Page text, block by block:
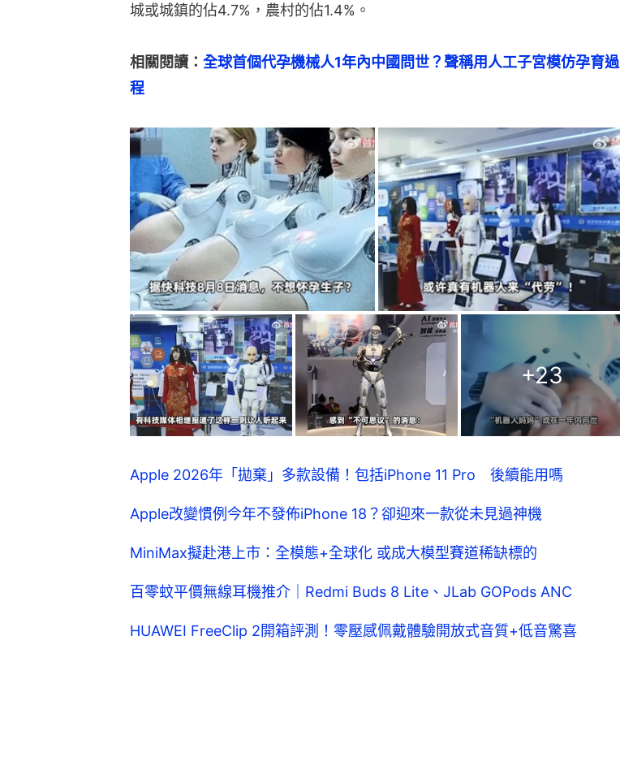
城或城鎮的佔4.7%，農村的佔1.4%。
相關閱讀： 全球首個代孕機械人1年內中國問世？聲稱用人工子宮模仿孕育過
程
+23
Apple 2026年「拋棄」多款設備！包括iPhone 11 Pro 後續能用嗎
Apple改變慣例今年不發佈iPhone 18？卻迎來一款從未見過神機
MiniMax擬赴港上市：全模態+全球化 或成大模型賽道稀缺標的
百零蚊平價無線耳機推介｜Redmi Buds 8 Lite、JLab GOPods ANC
HUAWEI FreeClip 2開箱評測！零壓感佩戴體驗開放式音質+低音驚喜